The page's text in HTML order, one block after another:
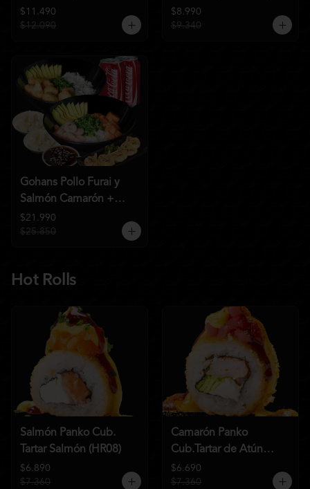
$11.490
$12.090
Bebida
$8.990
$9.340
Gohans Pollo Furai y
Salmón Camarón +
2QC
$21.990
$25.850
Hot Rolls
Salmón Panko Cub.
Tartar Salmón (HR08)
$6.890
$7.360
Camarón Panko
Cub.Tartar de Atún
(HR07)
$6.690
$7.360